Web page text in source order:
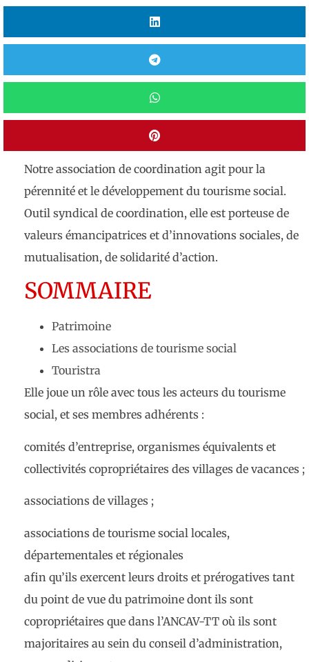
Notre association de coordination agit pour la
pérennité et le développement du tourisme social.
Outil syndical de coordination, elle est porteuse de
valeurs émancipatrices et d’innovations sociales, de
mutualisation, de solidarité d’action.
SOMMAIRE
Patrimoine
Les associations de tourisme social
Touristra
Elle joue un rôle avec tous les acteurs du tourisme
social, et ses membres adhérents :
comités d’entreprise, organismes équivalents et
collectivités copropriétaires des villages de vacances ;
associations de villages ;
associations de tourisme social locales,
départementales et régionales
afin qu’ils exercent leurs droits et prérogatives tant
du point de vue du patrimoine dont ils sont
copropriétaires que dans l’ANCAV-TT où ils sont
majoritaires au sein du conseil d’administration,